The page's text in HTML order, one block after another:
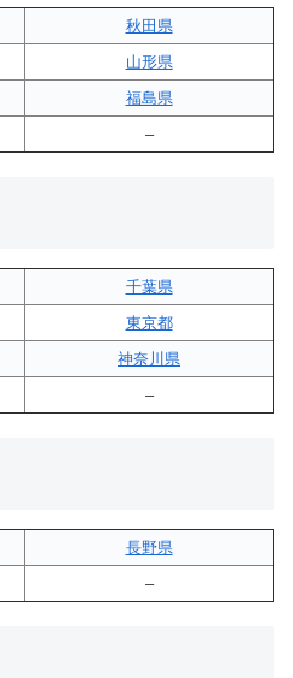
秋田県
山形県
福島県
–
千葉県
東京都
神奈川県
–
長野県
–